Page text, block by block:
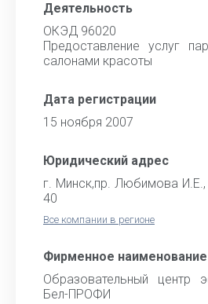
Деятельность
ОКЭД 96020
Предоставление услуг
салонами красоты
Дата регистрации
15 ноября 2007
Юридический адрес
г. Минск,пр. Любимова
40
Все компании в регионе
Фирменное наименование
Образовательный центр
Бел-ПРОФИ